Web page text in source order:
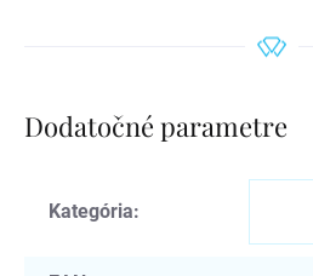
Dodatočné parametre
Kategória: